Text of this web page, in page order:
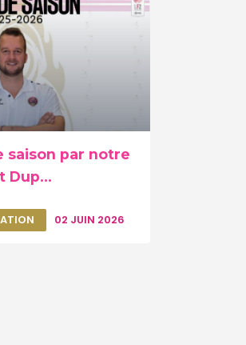
saison par notre
Dup...
02 JUIN 2026